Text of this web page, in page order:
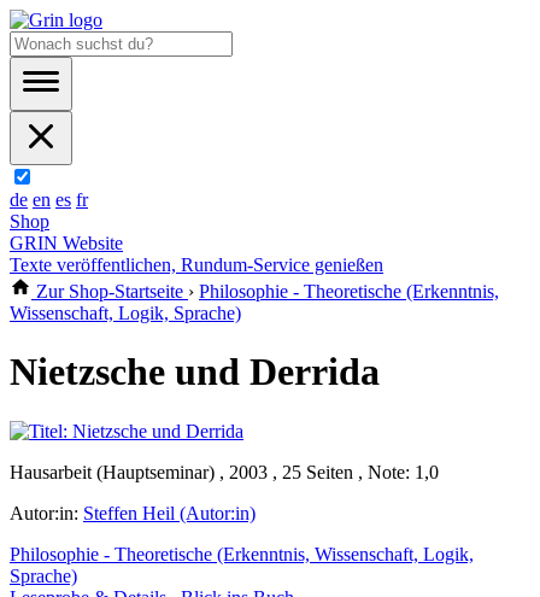
de en es fr
Shop
GRIN Website
Texte veröffentlichen, Rundum-Service genießen
Zur Shop-Startseite › Philosophie - Theoretische (Erkenntnis,
Wissenschaft, Logik, Sprache)
Nietzsche und Derrida
Hausarbeit (Hauptseminar) , 2003 , 25 Seiten , Note: 1,0
Autor:in: Steffen Heil (Autor:in)
Philosophie - Theoretische (Erkenntnis, Wissenschaft, Logik,
Sprache)